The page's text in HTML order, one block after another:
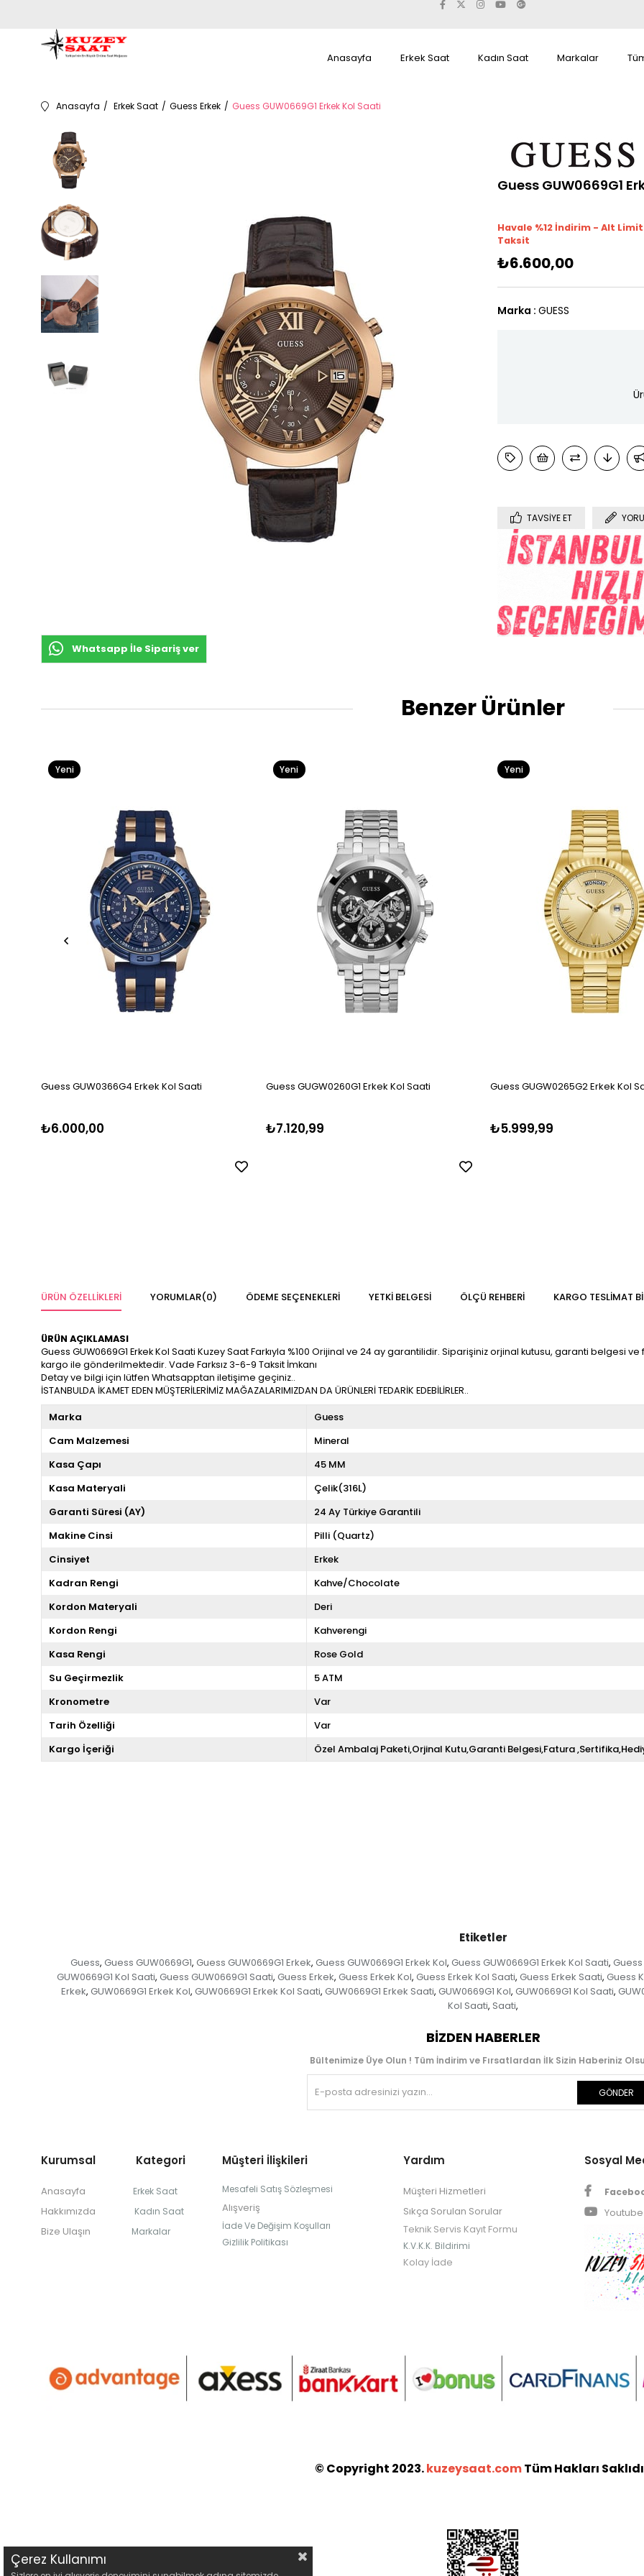
Anasayfa Erkek Saat Kadın Saat Markalar
Anasayfa Erkek Saat Guess Erkek Guess GUW0669G1 Erkek Kol Saati
Whatsapp İle Sipariş ver
Guess GUW0669G1
Havale %12 İndirim - Alt Limit
Taksit
₺6.600,00
Marka : GUESS
TAVSIYE ET
Benzer Ürünler
Guess GUW0366G4 Erkek Kol Saati
₺6.000,00
Yeni
Guess GUGW0260G1 Erkek Kol Saati
₺7.120,99
Yeni
Guess GUGW0265G2 Erkek Kol
₺5.999,99
Yeni
ÜRÜN ÖZELLIKLERI YORUMLAR(0) ÖDEME SEÇENEKLERI YETKİ BELGESİ ÖLÇÜ REHBERI KARGO TESLIMAT
ÜRÜN AÇIKLAMASI
Guess GUW0669G1 Erkek Kol Saati Kuzey Saat Farkıyla %100 Orijinal ve 24 ay garantilidir. Siparişiniz orjinal kutusu, garanti belgesi
kargo ile gönderilmektedir. Vade Farksız 3-6-9 Taksit İmkanı
Detay ve bilgi için lütfen Whatsapptan iletişime geçiniz..
İSTANBULDA İKAMET EDEN MÜŞTERİLERİMİZ MAĞAZALARIMIZDAN DA ÜRÜNLERİ TEDARİK EDEBİLİRLER..
Marka
Guess
Cam Malzemesi
Mineral
Kasa Çapı
45 MM
Kasa Materyali
Çelik(316L)
Garanti Süresi (AY)
24 Ay Türkiye Garantili
Makine Cinsi
Pilli (Quartz)
Cinsiyet
Erkek
Kadran Rengi
Kahve/Chocolate
Kordon Materyali
Deri
Kordon Rengi
Kahverengi
Kasa Rengi
Rose Gold
Su Geçirmezlik
5 ATM
Kronometre
Var
Tarih Özelliği
Var
Kargo İçeriği
Özel Ambalaj Paketi,Orjinal Kutu,Garanti Belgesi,Fatura
Etiketler
Guess, Guess GUW0669G1, Guess GUW0669G1 Erkek, Guess GUW0669G1 Erkek Kol, Guess GUW0669G1 Erkek Kol Saati, Guess
GUW0669G1 Kol Saati, Guess GUW0669G1 Saati, Guess Erkek, Guess Erkek Kol, Guess Erkek Kol Saati, Guess Erkek Saati, Guess
Erkek, GUW0669G1 Erkek Kol, GUW0669G1 Erkek Kol Saati, GUW0669G1 Erkek Saati, GUW0669G1 Kol, GUW0669G1 Kol Saati,
Kol Saati, Saati,
BIZDEN HABERLER
Bültenimize Üye Olun ! Tüm İndirim ve Fırsatlardan İlk Sizin Haberiniz
GÖNDER
Kurumsal Kategori
Anasayfa Erkek Saat
Hakkımızda Kadın Saat
Bize Ulaşın Markalar
Müşteri İlişkileri
Mesafeli Satış Sözleşmesi
Alışveriş
İade Ve Değişim Koşulları
Gizlilik Politikası
Yardım
Müşteri Hizmetleri
Sıkça Sorulan Sorular
Teknik Servis Kayıt Formu
K.V.K.K. Bildirimi
Kolay İade
Sosyal
Youtube
© Copyright 2023.kuzeysaat.comTüm Hakları
Çerez Kullanımı